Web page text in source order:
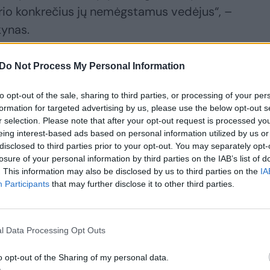
Do Not Process My Personal Information
opt-out of the sale, sharing to third parties, or processing of your
for targeted advertising by us, please use the below opt-out
selection. Please note that after your opt-out request is processed
interest-based ads based on personal information utilized by us
to third parties prior to your opt-out. You may separately
of your personal information by third parties on the IAB’s list of
This information may also be disclosed by us to third parties on the
Participants that may further disclose it to other third parties.
Data Processing Opt Outs
opt-out of the Sharing of my personal data.
konkrečius jų nemėgstamus vedėjus“, –
– ELTA) skambūs šūkiai ir hiperbolės. Tačiau
– tai neprofesionalu, neetiška, o
raginimais persekioti tarybos narius – galimai
Neatmetu, kad šiandienos įvykis tarybos
išorinės ir vidinės komunikacijos
apie tarybą jau esame pastebėję ir
teikėme pastabas generalinei direktorei“, –
metu turėjo svarstyti klausimą dėl LRT
akcijos, tiesioginiame eteryje darant tylos